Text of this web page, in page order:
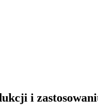
i